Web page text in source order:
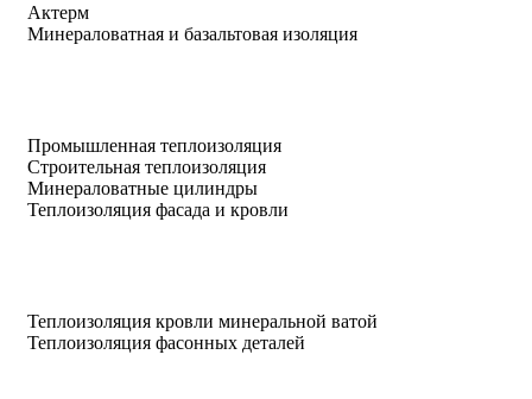
Актерм
Минераловатная и базальтовая изоляция
Промышленная теплоизоляция
Строительная теплоизоляция
Минераловатные цилиндры
Теплоизоляция фасада и кровли
Теплоизоляция кровли минеральной ватой
Теплоизоляция фасонных деталей